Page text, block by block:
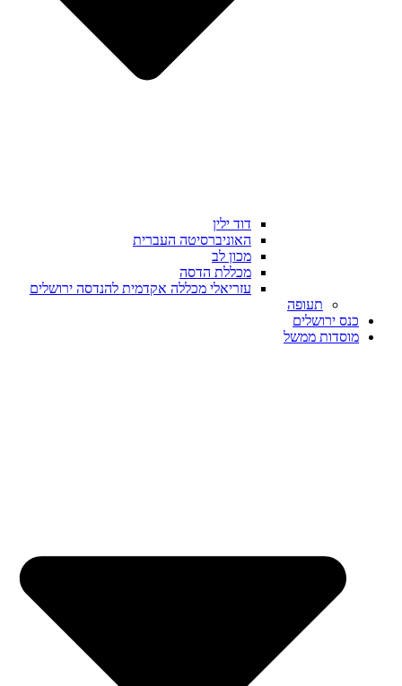
דוד ילין
האוניברסיטה העברית
מכון לב
מכללת הדסה
עזריאלי מכללה אקדמית להנדסה ירושלים
תעופה
כנס ירושלים
מוסדות ממשל